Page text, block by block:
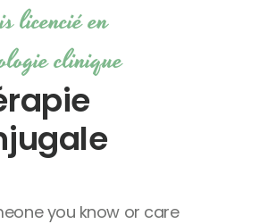
licencié en
clinique
you know or care